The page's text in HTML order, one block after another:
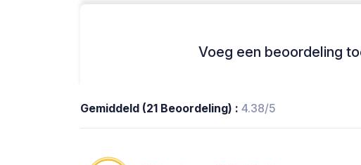
Voeg een beoordeling
Gemiddeld (21 Beoordeling) : 4.38/5